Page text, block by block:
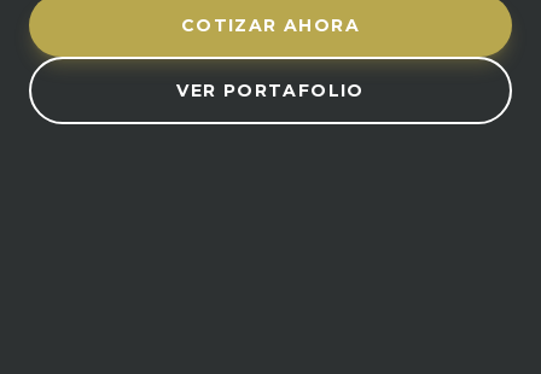
COTIZAR AHORA
VER PORTAFOLIO